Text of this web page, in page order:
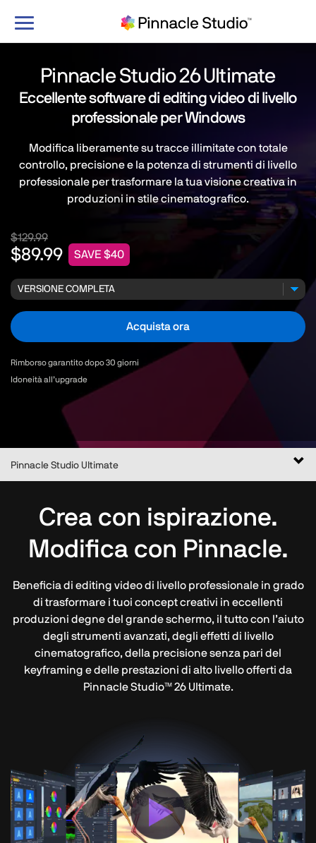
Attiva/Disattiva
Pinnacle Studio 26 Ultimate
Eccellente software di editing video di livello
professionale per Windows
Modifica liberamente su tracce illimitate con totale
controllo, precisione e la potenza di strumenti di livello
professionale per trasformare la tua visione creativa in
produzioni in stile cinematografico.
$129.99
$89.99 SAVE $40
Acquista ora
Rimborso garantito dopo 30 giorni
Idoneità all’upgrade
Pinnacle Studio Ultimate
Crea con ispirazione.
Modifica con Pinnacle.
Beneficia di editing video di livello professionale in grado
di trasformare i tuoi concept creativi in eccellenti
produzioni degne del grande schermo, il tutto con l’aiuto
degli strumenti avanzati, degli effetti di livello
cinematografico, della precisione senza pari del
keyframing e delle prestazioni di alto livello offerti da
Pinnacle Studio™ 26 Ultimate.